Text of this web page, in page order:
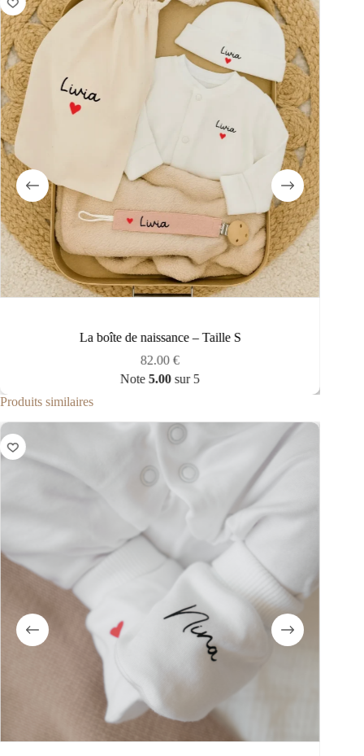
La boîte de naissance – Taille S
82.00€
Note5.00 sur 5
Produits similaires